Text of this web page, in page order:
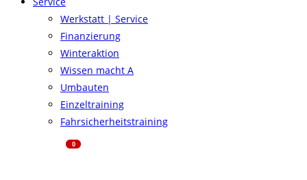
Werkstatt | Service
Finanzierung
Winteraktion
Wissen macht A
Umbauten
Einzeltraining
Fahrsicherheitstraining
0